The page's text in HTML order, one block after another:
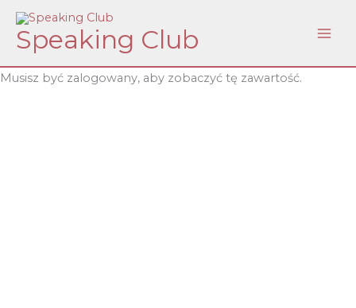
Skip
content
Speaking Club
Musisz być zalogowany, aby zobaczyć tę zawartość.